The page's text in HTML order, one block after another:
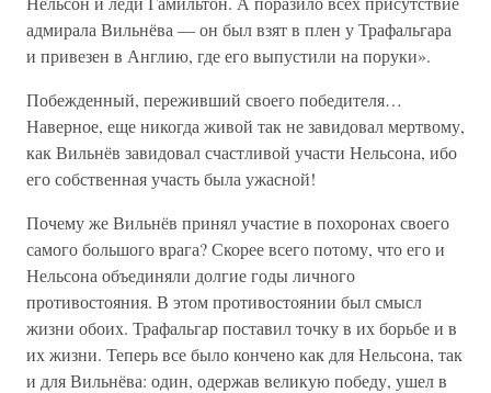
адмирала Вильнёва — он был взят в плен у Трафальгара
и привезен в Англию, где его выпустили на поруки».
Побежденный, переживший своего победителя…
Наверное, еще никогда живой так не завидовал мертвому,
как Вильнёв завидовал счастливой участи Нельсона, ибо
его собственная участь была ужасной!
Почему же Вильнёв принял участие в похоронах своего
самого большого врага? Скорее всего потому, что его и
Нельсона объединяли долгие годы личного
противостояния. В этом противостоянии был смысл
жизни обоих. Трафальгар поставил точку в их борьбе и в
их жизни. Теперь все было кончено как для Нельсона, так
и для Вильнёва: один, одержав великую победу, ушел в